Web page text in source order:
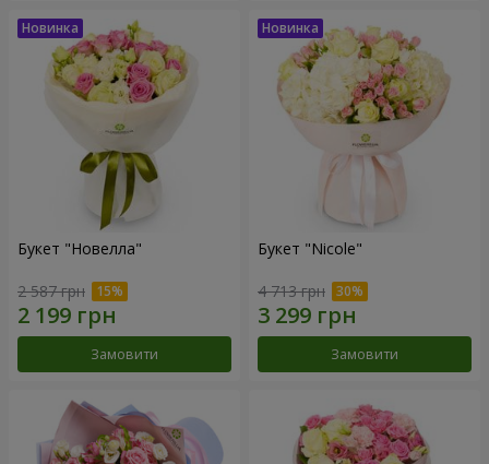
Букет "Новелла"
2 587 грн
Замовити
Букет "Nicole"
4 713 грн
Замовити